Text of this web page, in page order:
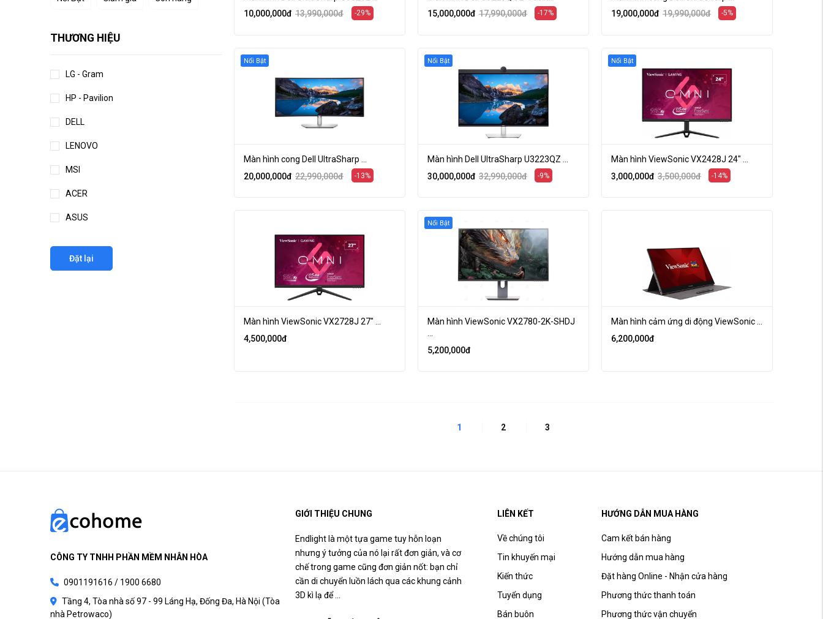
THƯƠNG HIỆU
LG - Gram
HP - Pavilion
DELL
LENOVO
MSI
ACER
ASUS
Đặt lại
10,000,000đ 13,990,000đ -29%
15,000,000đ 17,990,000đ -17%
19,000,000đ 19,990,000đ -5%
Nổi Bật
Màn hình cong Dell UltraSharp ...
20,000,000đ 22,990,000đ -13%
Nổi Bật
Màn hình Dell UltraSharp U3223QZ ...
30,000,000đ 32,990,000đ -9%
Nổi Bật
Màn hình ViewSonic VX2428J 24" ...
3,000,000đ 3,500,000đ -14%
Màn hình ViewSonic VX2728J 27" ...
4,500,000đ
Nổi Bật
Màn hình ViewSonic VX2780-2K-SHDJ
...
5,200,000đ
Màn hình cảm ứng di động ViewSonic ...
6,200,000đ
1 2 3
CÔNG TY TNHH PHẦN MỀM NHÂN HÒA
0901191616 / 1900 6680
Tầng 4, Tòa nhà số 97 - 99 Láng Hạ, Đống Đa, Hà Nội (Tòa
nhà Petrowaco)
GIỚI THIỆU CHUNG
Endlight là một tựa game tuy hỗn loạn
nhưng ý tưởng của nó lại rất đơn giản, và cơ
chế trong game cũng đơn giản nốt: bạn chỉ
cần di chuyển luồn lách qua các khung cảnh
3D kì lạ để ...
LIÊN KẾT
Về chúng tôi
Tin khuyến mại
Kiến thức
Tuyển dụng
Bán buôn
HƯỚNG DẪN MUA HÀNG
Cam kết bán hàng
Hướng dẫn mua hàng
Đặt hàng Online - Nhận cửa hàng
Phương thức thanh toán
Phương thức vận chuyển